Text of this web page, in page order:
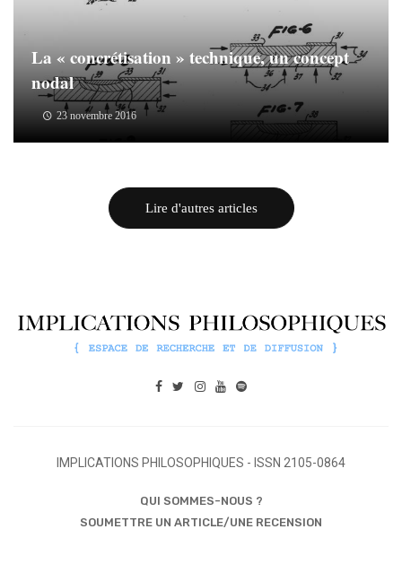
La « concrétisation » technique, un concept
nodal
23 novembre 2016
Lire d'autres articles
IMPLICATIONS PHILOSOPHIQUES - ISSN 2105-0864
QUI SOMMES-NOUS ?
SOUMETTRE UN ARTICLE/UNE RECENSION